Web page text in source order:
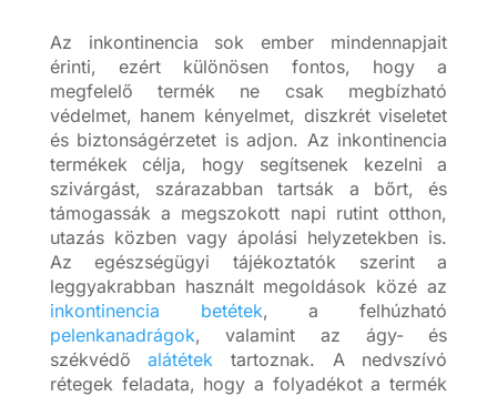
Az inkontinencia sok ember mindennapjait
érinti, ezért különösen fontos, hogy a
megfelelő termék ne csak megbízható
védelmet, hanem kényelmet, diszkrét viseletet
és biztonságérzetet is adjon. Az inkontinencia
termékek célja, hogy segítsenek kezelni a
szivárgást, szárazabban tartsák a bőrt, és
támogassák a megszokott napi rutint otthon,
utazás közben vagy ápolási helyzetekben is.
Az egészségügyi tájékoztatók szerint a
leggyakrabban használt megoldások közé az
inkontinencia betétek, a felhúzható
pelenkanadrágok, valamint az ágy- és
székvédőalátétek tartoznak. A nedvszívó
rétegek feladata, hogy a folyadékot a termék